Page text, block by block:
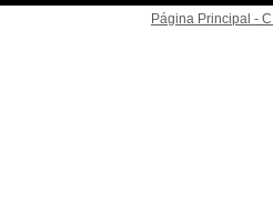
Página Principal -